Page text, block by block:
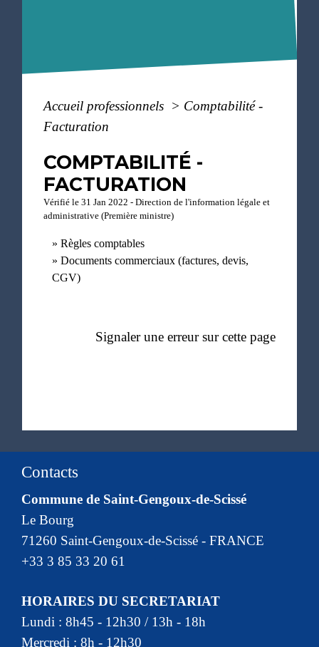
Accueil professionnels > Comptabilité -
Facturation
COMPTABILITÉ -
FACTURATION
Vérifié le 31 Jan 2022 - Direction de l'information légale et
administrative (Première ministre)
Règles comptables
Documents commerciaux (factures, devis,
CGV)
Signaler une erreur sur cette page
Contacts
Commune de Saint-Gengoux-de-Scissé
Le Bourg
71260 Saint-Gengoux-de-Scissé - FRANCE
+33 3 85 33 20 61
HORAIRES DU SECRETARIAT
Lundi : 8h45 - 12h30 / 13h - 18h
Mercredi : 8h - 12h30